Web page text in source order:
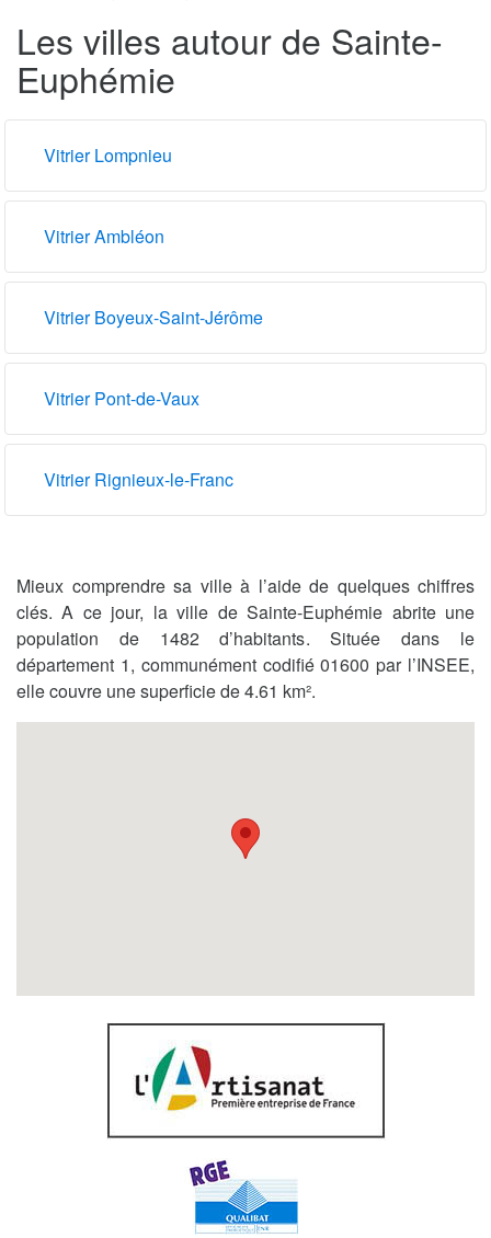
Les villes autour de Sainte-
Euphémie
Vitrier Lompnieu
Vitrier Ambléon
Vitrier Boyeux-Saint-Jérôme
Vitrier Pont-de-Vaux
Vitrier Rignieux-le-Franc
Mieux comprendre sa ville à l’aide de quelques chiffres
clés. A ce jour, la ville de Sainte-Euphémie abrite une
population de 1482 d’habitants. Située dans le
département 1, communément codifié 01600 par l’INSEE,
elle couvre une superficie de 4.61 km².